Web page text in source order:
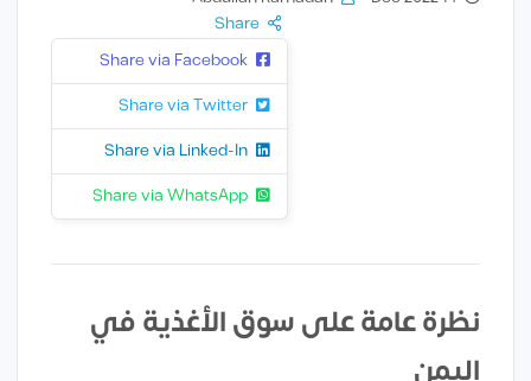
Share
Share via Facebook
Share via Twitter
Share via Linked-In
Share via WhatsApp
نظرة عامة على سوق الأغذية في
اليمن